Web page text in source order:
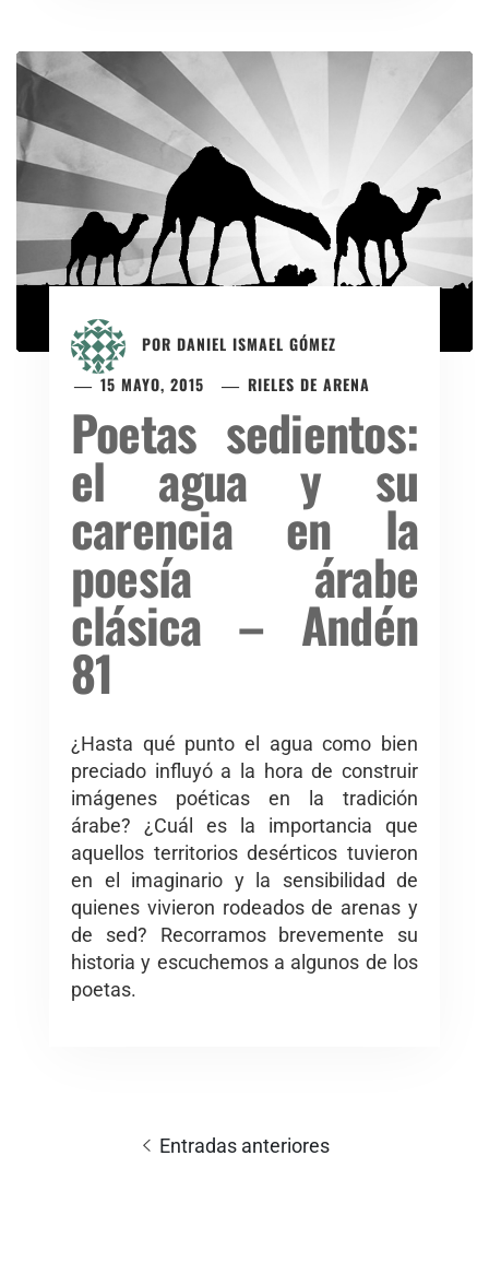
POR DANIEL ISMAEL GÓMEZ
15 MAYO, 2015
RIELES DE ARENA
Poetas sedientos:
el agua y su
carencia en la
poesía árabe
clásica – Andén
81
¿Hasta qué punto el agua como bien
preciado influyó a la hora de construir
imágenes poéticas en la tradición
árabe? ¿Cuál es la importancia que
aquellos territorios desérticos tuvieron
en el imaginario y la sensibilidad de
quienes vivieron rodeados de arenas y
de sed? Recorramos brevemente su
historia y escuchemos a algunos de los
poetas.
Entradas anteriores